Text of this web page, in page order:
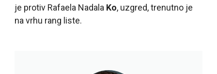
je protiv Rafaela Nadala Ko, uzgred, trenutno je
na vrhu rang liste.